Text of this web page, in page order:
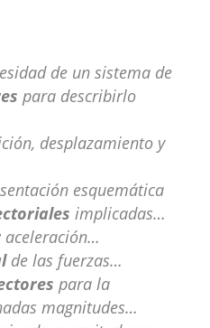
de un sistema de
para describirlo
desplazamiento y
esquemática
implicadas…
aceleración…
de las fuerzas…
para la
magnitudes…